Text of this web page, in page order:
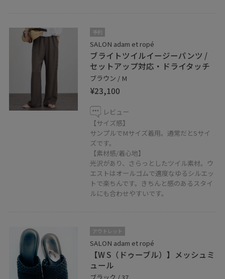
SALON adam et ropé アトレ恵比寿店
〒150-0022
東京都渋谷区恵比寿南1-6-1
アトレ恵比寿 西館3F
営業時間 : 10:00-20:00
予約
SALON adam et ropé
ブライトツイルイージーパンツ /
セットアップ対応・ドライタッチ
ブラウン / M
¥23,100
レビュー
【サイズ感】
サンプルでMサイズ着用。通常だとSサイ
ズです。
【素材感/着心地】
光沢があり、さらっとしたツイル素材。ウ
エストはオールゴムで適度なゆるシルエッ
トで楽ちんです。きちんと感のあるスタイ
ルにも合わせやすいです。
アウトレット
SALON adam et ropé
【W S（ドゥーブル）】メッシュミ
ュール